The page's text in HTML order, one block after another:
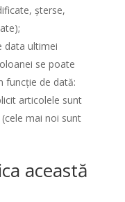
șterse,
data ultimei
se poate
funcție de dată:
articolele sunt
mai noi sunt
această